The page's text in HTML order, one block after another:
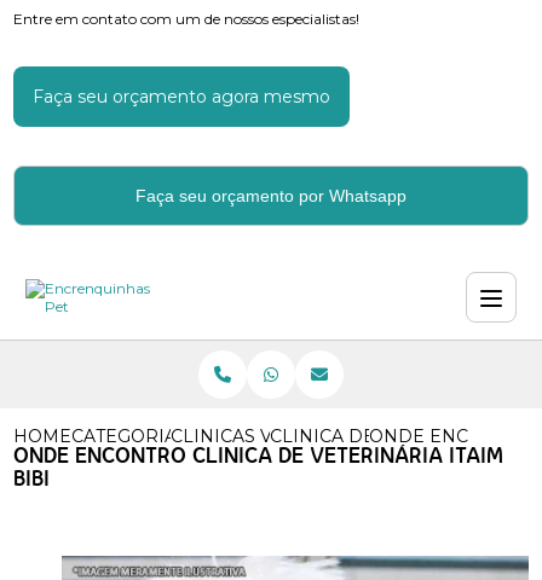
Entre em contato com um de nossos especialistas!
Faça seu orçamento agora mesmo
Faça seu orçamento por Whatsapp
HOMECATEGORIASCLINICAS VETERINARIAS
CLINICA DE VETERINARIA
ONDE
ONDE ENCONTRO CLINICA DE VETERINÁRIA ITAIM
BIBI